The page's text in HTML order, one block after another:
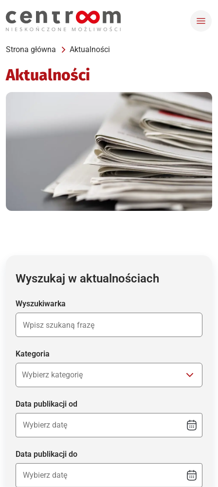
Strona główna Aktualności
Aktualności
Wyszukaj w aktualnościach
Wyszukiwarka
Kategoria
Data publikacji od
Data publikacji do